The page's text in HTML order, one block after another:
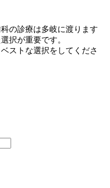
の診療は多岐に渡ります
択が重要です。
ストな選択をしてくださ